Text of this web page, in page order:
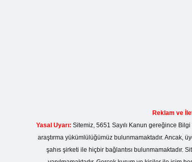
Reklam ve
Yasal Uyarı: Sitemiz, 5651 Sayılı Kanun gereğince
araştırma yükümlülüğümüz bulunmamaktadır. Ancak,
şahıs şirketi ile hiçbir bağlantısı bulunmamaktadır.